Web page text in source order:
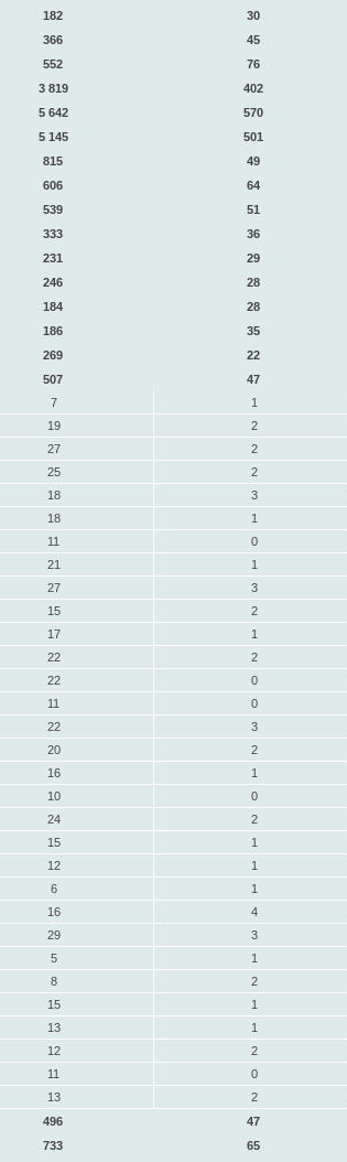
182 30
366 45
552 76
3 819 402
5 642 570
5 145 501
815 49
606 64
539 51
333 36
231 29
246 28
184 28
186 35
269 22
507 47
7 1
19 2
27 2
25 2
18 3
18 1
11 0
21 1
27 3
15 2
17 1
22 2
22 0
11 0
22 3
20 2
16 1
10 0
24 2
15 1
12 1
6 1
16 4
29 3
5 1
8 2
15 1
13 1
12 2
11 0
13 2
496 47
733 65